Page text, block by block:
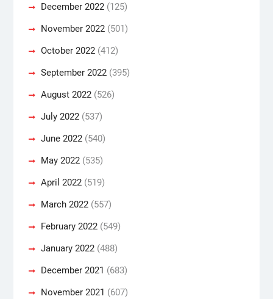
December 2022(125)
November 2022(501)
October 2022(412)
September 2022(395)
August 2022(526)
July 2022(537)
June 2022(540)
May 2022(535)
April 2022(519)
March 2022(557)
February 2022(549)
January 2022(488)
December 2021 (683)
November 2021 (607)